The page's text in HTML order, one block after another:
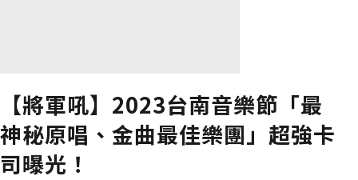
【將軍吼】2023台南音樂節「最
神秘原唱、金曲最佳樂團」超強卡
司曝光！